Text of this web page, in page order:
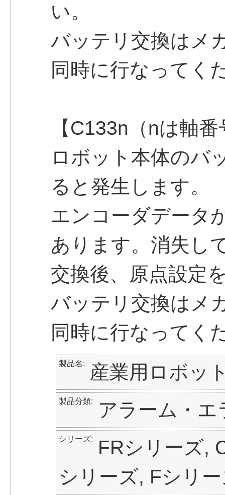
い。
バッテリ交換はメ
同時に行なってく
【C133n（nは軸
ロボット本体のバ
ると発生します。
エンコーダデータ
あります。消失し
交換後、原点設定
バッテリ交換はメ
同時に行なってく
製品名 産業用ロボッ
製品分類 アラーム・エ
シリーズ
FRシリーズ,
シリーズ, Fシリ